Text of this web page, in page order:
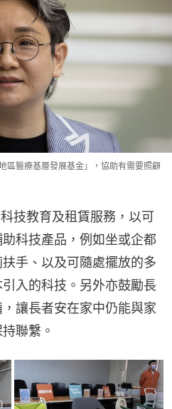
區醫療基層發展基金」，協助有需要照顧
技教育及租賃服務，以可
科技產品，例如坐或企都
手、以及可隨處擺放的多
入的科技。另外亦鼓勵長
讓長者安在家中仍能與家
聯繫。